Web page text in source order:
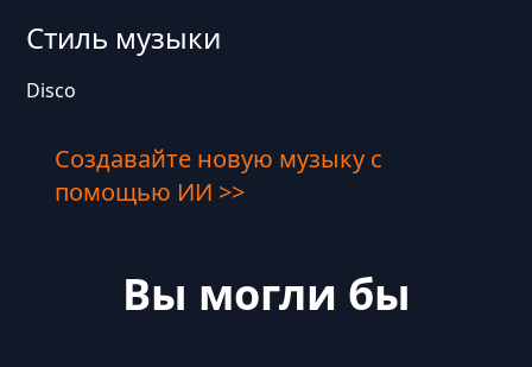
Стиль музыки
Disco
Создавайте новую музыку с
помощью ИИ >>
Вы могли бы